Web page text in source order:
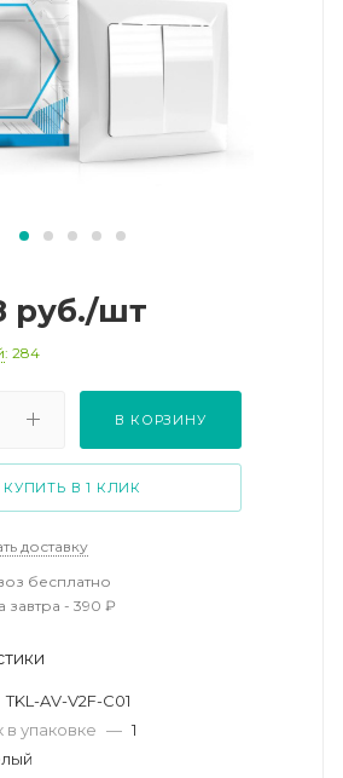
руб./шт
: 284
В КОРЗИНУ
КУПИТЬ В 1 КЛИК
доставку
бесплатно
завтра - 390 ₽
TKL-AV-V2F-C01
в упаковке — 1